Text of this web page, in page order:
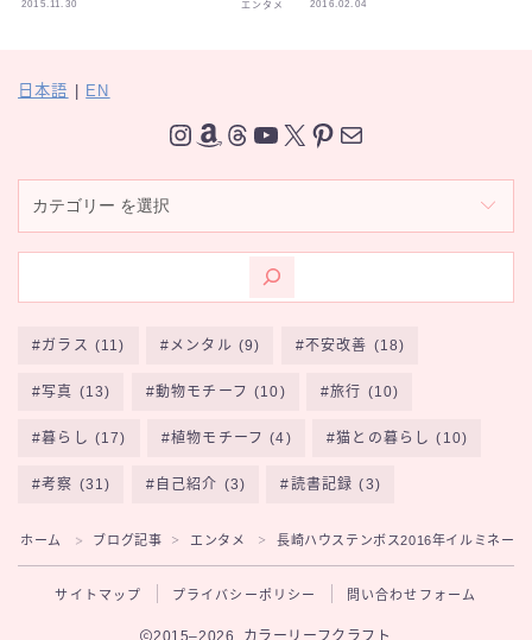
SNS
2015.11.30 エンタメ 2016.02.04
日本語 | EN
Instagram Amazon Threads YouTube X Pinterest メール
テ
ゴ
リ
ガラス (11) メンタル (9) 不安改善 (18)
写真 (13) 動物モチーフ (10) 旅行 (10)
暮らし (17) 植物モチーフ (4) 猫との暮らし (10)
考察 (31) 自己紹介 (3) 読書記録 (3)
ホーム ＞ ブログ記事 ＞ エンタメ ＞ 長崎ハウステンボス2016年イルミネー
サイトマップ プライバシーポリシー 問い合わせフォーム
2015–2026 カラーリーフクラフト